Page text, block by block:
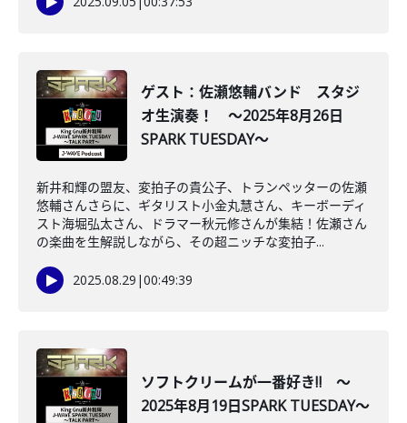
ゲスト：佐瀬悠輔バンド スタジ
オ生演奏！ ～2025年8月26日
SPARK TUESDAY～
新井和輝の盟友、変拍子の貴公子、トランペッターの佐瀬
悠輔さんさらに、ギタリスト小金丸慧さん、キーボーディ
スト海堀弘太さん、ドラマー秋元修さんが集結！佐瀬さん
の楽曲を生解説しながら、その超ニッチな変拍子...
2025.08.29 |00:49:39
ソフトクリームが一番好き‼ ～
2025年8月19日SPARK TUESDAY～